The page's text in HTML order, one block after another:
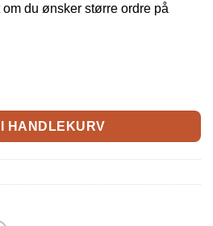
du ønsker større ordre på
I HANDLEKURV